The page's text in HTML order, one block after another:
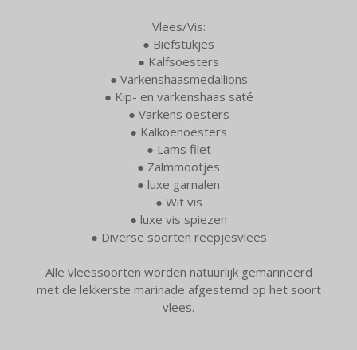
Vlees/Vis:
● Biefstukjes
● Kalfsoesters
● Varkenshaasmedallions
● Kip- en varkenshaas saté
● Varkens oesters
● Kalkoenoesters
● Lams filet
● Zalmmootjes
● luxe garnalen
● Wit vis
● luxe vis spiezen
● Diverse soorten reepjesvlees
Alle vleessoorten worden natuurlijk gemarineerd
met de lekkerste marinade afgestemd op het soort
vlees.